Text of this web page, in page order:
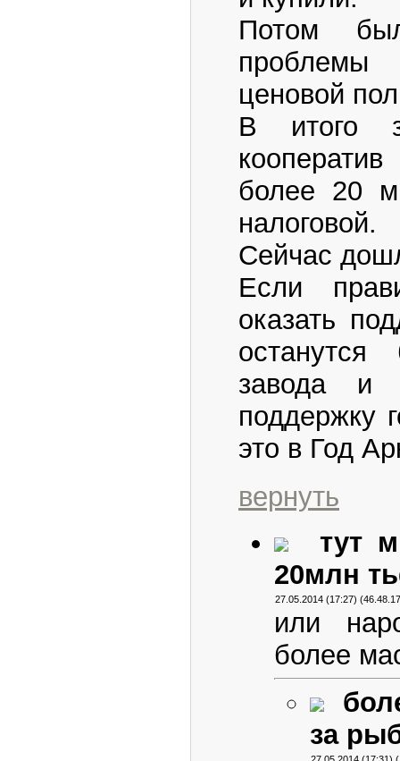
Потом
ценовой
В итого
более 20
налоговой.
Сейчас
Если
оказать
завода и
поддержку
это в Год
вернуть
тут
20млн
27.05.2014 (17:27)
или
более
за